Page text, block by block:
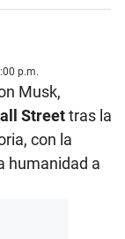
p.m.
Musk,
Streettras la
con la
humanidad a